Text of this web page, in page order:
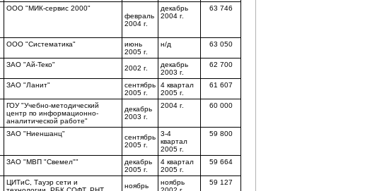
ООО "МИК-сервис 2000"
февраль
2004 г.
декабрь
2004 г.
63 746
ООО "Систематика"
июнь
2005 г.
н/д 63 050
ЗАО "Ай-Теко" 2002 г.
декабрь
2003 г.
62 700
ЗАО "Ланит"
сентябрь
2005 г.
4 квартал
2005 г.
61 607
ГОУ "Учебно-методический
центр по информационно-
аналитической работе"
декабрь
2003 г.
2004 г. 60 000
ЗАО "Ниеншанц"
сентябрь
2005 г.
3-4
квартал
2005 г.
59 800
ЗАО "МВП "Свемел""
декабрь
2005 г.
4 квартал
2005 г.
59 664
ЦИТиС, Тауэр сети и
ноябрь
ноябрь
59 127